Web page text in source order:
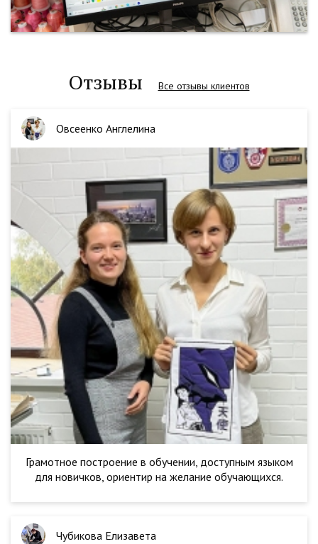
Отзывы Все отзывы клиентов
Овсеенко Англелина
Грамотное построение в обучении, доступным языком
для новичков, ориентир на желание обучающихся.
Чубикова Елизавета